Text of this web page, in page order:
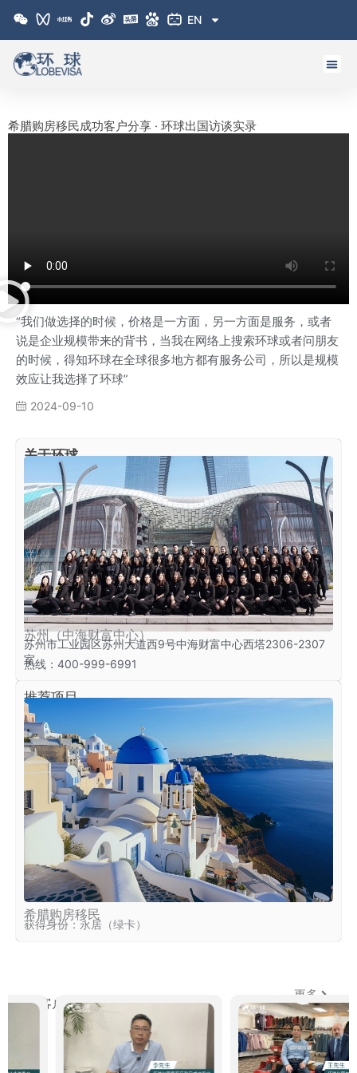
EN
希腊购房移民成功客户分享 · 环球出国访谈实录
“我们做选择的时候，价格是一方面，另一方面是服务，或者
说是企业规模带来的背书，当我在网络上搜索环球或者问朋友
的时候，得知环球在全球很多地方都有服务公司，所以是规模
效应让我选择了环球”
2024-09-10
关于环球
苏州（中海财富中心）
苏州市工业园区苏州大道西9号中海财富中心西塔2306-2307
室
热线：400-999-6991
推荐项目
希腊购房移民
获得身份：永居（绿卡）
环球客户说
更多